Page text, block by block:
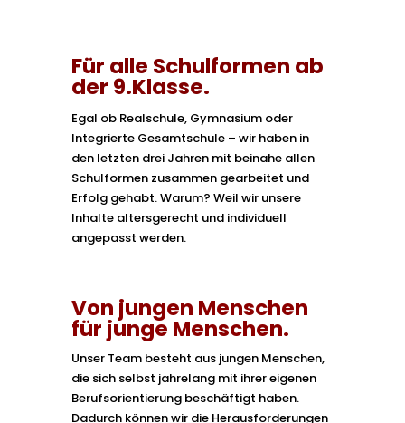
Für alle Schulformen ab
der 9.Klasse.
Egal ob Realschule, Gymnasium oder
Integrierte Gesamtschule – wir haben in
den letzten drei Jahren mit beinahe allen
Schulformen zusammen gearbeitet und
Erfolg gehabt. Warum? Weil wir unsere
Inhalte altersgerecht und individuell
angepasst werden.
Von jungen Menschen
für junge Menschen.
Unser Team besteht aus jungen Menschen,
die sich selbst jahrelang mit ihrer eigenen
Berufsorientierung beschäftigt haben.
Dadurch können wir die Herausforderungen